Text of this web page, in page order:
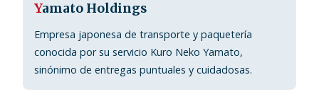
Yamato Holdings
Empresa japonesa de transporte y paquetería
conocida por su servicio Kuro Neko Yamato,
sinónimo de entregas puntuales y cuidadosas.